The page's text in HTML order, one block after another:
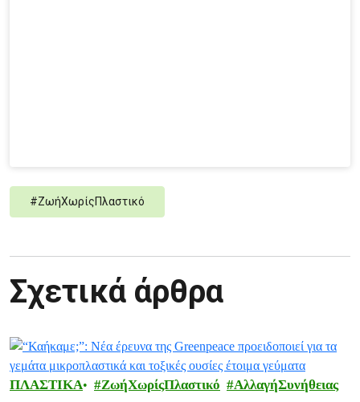
#ΖωήΧωρίςΠλαστικό
Σχετικά άρθρα
ΠΛΑΣΤΙΚΑ ΖωήΧωρίςΠλαστικό ΑλλαγήΣυνήθειας